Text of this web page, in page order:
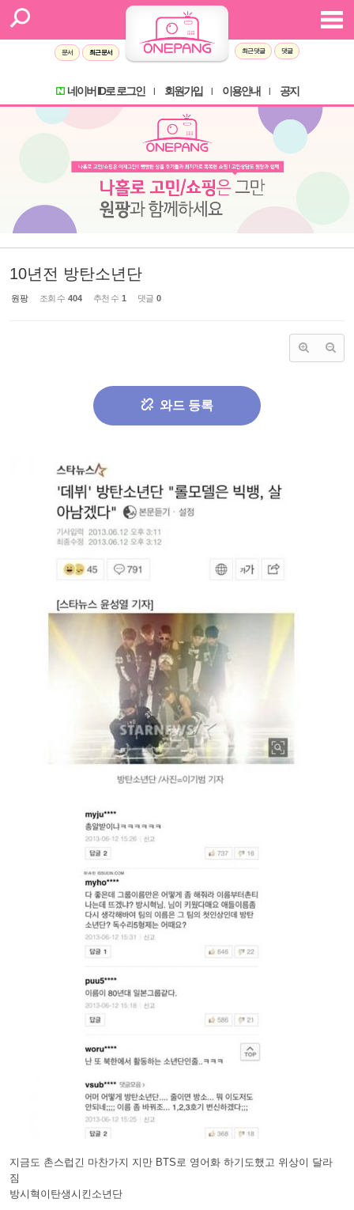
문서 최근 문서 최근 댓글 댓글
네이버 ID로 로그인 회원가입 이용안내 공지
10년전 방탄소년단
원팡 조회 수 404 추천 수 1 댓글 0
와드 등록
지금도 촌스럽긴 마찬가지 지만 BTS로 영어화 하기도했고 위상이 달라
짐
방시혁이탄생시킨소년단